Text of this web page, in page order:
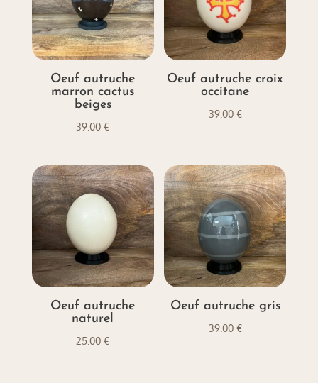
Oeuf autruche
marron cactus
beiges
39.00€
Oeuf autruche croix
occitane
39.00 €
Oeuf autruche
naturel
25.00€
Oeuf autruche gris
39.00 €